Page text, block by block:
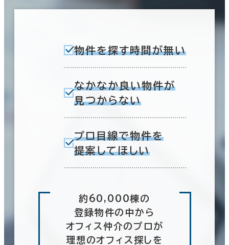
物件を探す時間が無い
なかなか良い物件が
見つからない
プロ目線で物件を
提案してほしい
約60,000棟の
登録物件の中から
オフィス仲介のプロが
理想のオフィス探しを